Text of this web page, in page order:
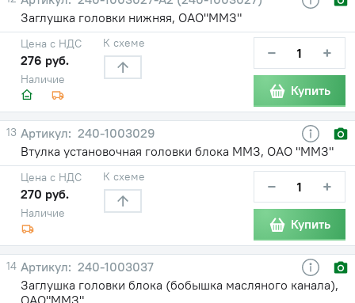
Заглушка головки нижняя, ОАО"ММЗ"
Наличие
Цена с НДС
276 руб.
К схеме − +
Купить
13
240-1003029
Втулка установочная головки блока ММЗ, ОАО "ММЗ"
Наличие
Цена с НДС
270 руб.
К схеме − +
Купить
14
240-1003037
Заглушка головки блока (бобышка масляного канала),
ОАО"ММЗ"